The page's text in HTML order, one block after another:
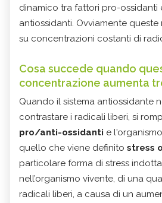
dinamico tra fattori pro-ossidanti
antiossidanti. Ovviamente
su concentrazioni costanti di
Cosa succede quando
concentrazione aumenta
Quando il sistema antiossidante
contrastare i radicali liberi, si
pro/anti-ossidanti e
quello che viene definito stress
particolare forma di stress
nell’organismo vivente, di una
radicali liberi, a causa di un